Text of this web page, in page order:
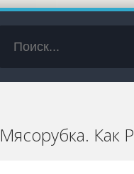
Мясорубка. Как